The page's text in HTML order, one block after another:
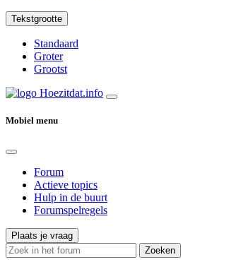
Tekstgrootte
Standaard
Groter
Grootst
Mobiel menu
Forum
Actieve topics
Hulp in de buurt
Forumspelregels
Plaats je vraag
Zoeken